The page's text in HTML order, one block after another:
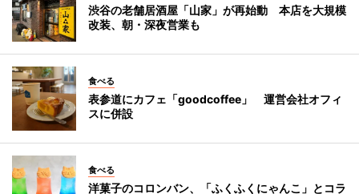
渋谷の老舗居酒屋「山家」が再始動 本店を大規模
改装、朝・深夜営業も
食べる
表参道にカフェ「goodcoffee」 運営会社オフィ
スに併設
食べる
洋菓子のコロンバン、「ふくふくにゃんこ」とコラ